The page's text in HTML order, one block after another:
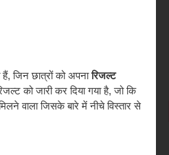
जिन छात्रों को अपनारिजल्ट
को जारी कर दिया गया है, जो कि
वाला जिसके बारे में नीचे विस्तार से